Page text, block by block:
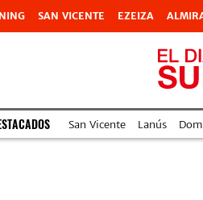
SAN VICENTE EZEIZA
San Vicente Lanús